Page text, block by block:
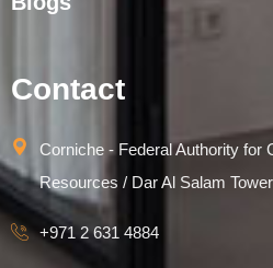
Contact
Corniche - Federal Authority for
Resources / Dar Al Salam
+971 2 631 4884